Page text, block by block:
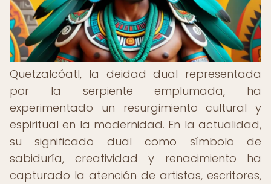
Quetzalcóatl, la deidad dual representada
por la serpiente emplumada, ha
experimentado un resurgimiento cultural y
espiritual en la modernidad. En la actualidad,
su significado dual como símbolo de
sabiduría, creatividad y renacimiento ha
capturado la atención de artistas, escritores,